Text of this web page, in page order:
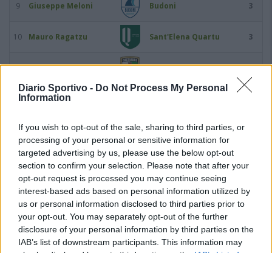
Diario Sportivo - Do Not Process My Personal
Information
If you wish to opt-out of the sale, sharing to third parties, or
processing of your personal or sensitive information for
targeted advertising by us, please use the below opt-out
section to confirm your selection. Please note that after your
opt-out request is processed you may continue seeing
interest-based ads based on personal information utilized by
us or personal information disclosed to third parties prior to
your opt-out. You may separately opt-out of the further
disclosure of your personal information by third parties on the
IAB’s list of downstream participants. This information may
9 Giuseppe Meloni Budoni 3
10 Mauro Ragatzu Sant'Elena Quartu 3
11 Federico Serra Castiadas 1973 3
12 Ricardo Stechina
13 Michele Suella Guspini
Matteo Vinci Ferrini
15 Edoardo Bonicelli Idolo 2
16 Luca Caboni Guspini